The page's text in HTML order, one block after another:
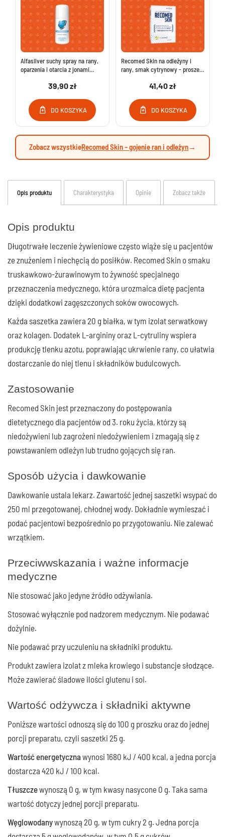
Alfasilver suchy spray na rany,
oparzenia i otarcia z jonami
39,90 zł
DO KOSZYKA
Recomed Skin na odleżyny i
rany, smak cytrynowy - proszek
41,40 zł
DO KOSZYKA
Zobacz wszystkieRecomed Skin – gojenie ran i odleżyn→
Opis produktu Charakterystyka Opinie Zobacz także
Opis produktu
Długotrwałe leczenie żywieniowe często wiąże się u pacjentów
ze znużeniem i niechęcią do posiłków. Recomed Skin o smaku
truskawkowo-żurawinowym to żywność specjalnego
przeznaczenia medycznego, która urozmaica dietę pacjenta
dzięki dodatkowi zagęszczonych soków owocowych.
Każda saszetka zawiera 20 g białka, w tym izolat serwatkowy
oraz kolagen. Dodatek L-argininy oraz L-cytruliny wspiera
produkcję tlenku azotu, poprawiając ukrwienie rany, co ułatwia
dostarczanie do niej tlenu i składników budulcowych.
Zastosowanie
Recomed Skin jest przeznaczony do postępowania
dietetycznego dla pacjentów od 3. roku życia, którzy są
niedożywieni lub zagrożeni niedożywieniem i zmagają się z
powstawaniem odleżyn lub trudno gojących się ran.
Sposób użycia i dawkowanie
Dawkowanie ustala lekarz. Zawartość jednej saszetki wsypać do
250 ml przegotowanej, chłodnej wody. Dokładnie wymieszać i
podać pacjentowi bezpośrednio po przygotowaniu. Nie zalewać
wrzątkiem.
Przeciwwskazania i ważne informacje
medyczne
Nie stosować jako jedyne źródło odżywiania.
Stosować wyłącznie pod nadzorem medycznym. Nie podawać
dożylnie.
Nie podawać przy uczuleniu na składniki produktu.
Produkt zawiera izolat z mleka krowiego i substancje słodzące.
Może zawierać śladowe ilości glutenu i soi.
Wartość odżywcza i składniki aktywne
Poniższe wartości odnoszą się do 100 g proszku oraz do jednej
porcji preparatu, czyli saszetki 25 g.
Wartość energetycznawynosi 1680 kJ / 400 kcal, a jedna porcja
dostarcza 420 kJ / 100 kcal.
Tłuszczewynoszą 0 g, w tym kwasy nasycone 0 g. Taka sama
wartość dotyczy jednej porcji preparatu.
Węglowodanywynoszą 20 g, w tym cukry 2 g. Jedna porcja